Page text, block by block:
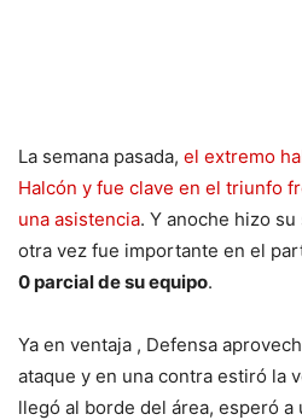
La semana pasada, el extremo
Halcón y fue clave en el triunfo
una asistencia. Y anoche hizo
otra vez fue importante en el
0 parcial de su equipo.
Ya en ventaja , Defensa
ataque y en una contra estiró la
llegó al borde del área, esperó a